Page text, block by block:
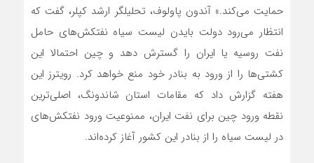
حمایت می‌کند.» آندون پاولوف، تحلیلگر ارشد کپلر، گفت که
انتظار می‌رود دولت بایدن لیست سیاه نفتکش‌های حامل
نفت روسیه یا ایران را گسترش دهد و چین احتمالا این
کشتی‌ها را از ورود به بنادر خود منع خواهد کرد. رویترز این
هفته گزارش داد که مقامات استان شاندونگ، اصلی‌ترین
نقطه ورود چین برای نفت ایران، ممنوعیت ورود نفتکش‌های
در لیست سیاه را از بنادر این کشور آغاز کرده‌اند.